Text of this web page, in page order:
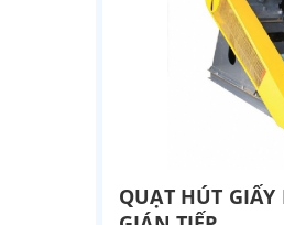
QUẠT HÚT GIẤY